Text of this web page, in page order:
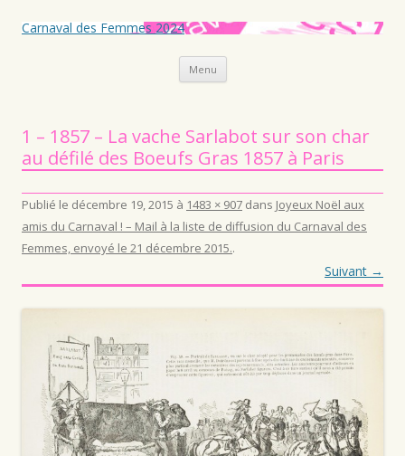
Carnaval des Femmes 2024
Menu Aller au contenu principal
1 – 1857 – La vache Sarlabot sur son char
au défilé des Boeufs Gras 1857 à Paris
Publié le décembre 19, 2015 à 1483 × 907 dans Joyeux Noël aux
amis du Carnaval ! – Mail à la liste de diffusion du Carnaval des
Femmes, envoyé le 21 décembre 2015..
Suivant →